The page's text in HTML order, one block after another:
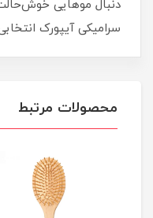
دنبال موهایی
سرامیکی آیپورک
محصولات مرتبط